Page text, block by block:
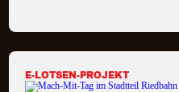
E-LOTSEN-PROJEKT